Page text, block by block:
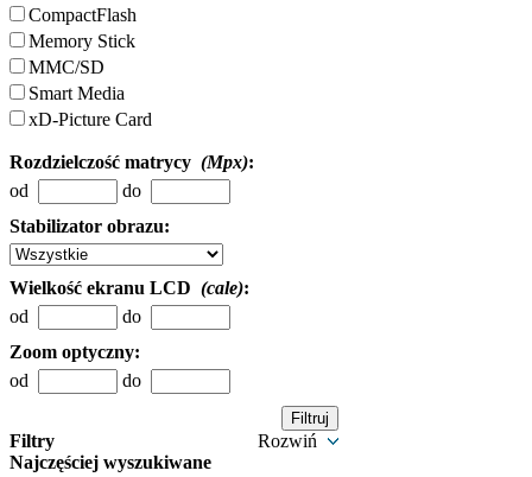
CompactFlash
Memory Stick
MMC/SD
Smart Media
xD-Picture Card
Rozdzielczość matrycy (Mpx):
od
do
Stabilizator obrazu:
Wielkość ekranu LCD (cale):
od
do
Zoom optyczny:
od
do
Filtry
Rozwiń
Najczęściej wyszukiwane